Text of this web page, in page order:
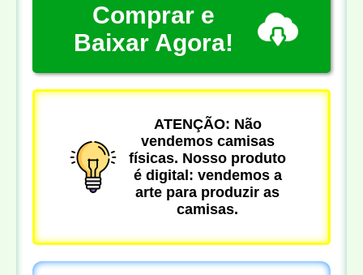
Comprar e
Baixar Agora!
ATENÇÃO: Não
vendemos camisas
físicas. Nosso produto
é digital: vendemos a
arte para produzir as
camisas.